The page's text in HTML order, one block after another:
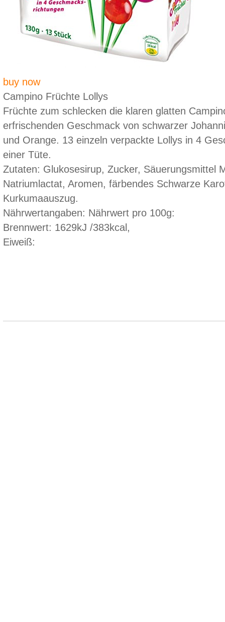
buy now
Campino Früchte Lollys
Früchte zum schlecken die klaren glatten
erfrischenden Geschmack von schwarzer
und Orange. 13 einzeln verpackte Lollys in 4
einer Tüte.
Zutaten: Glukosesirup, Zucker, Säuerungsmittel
Natriumlactat, Aromen, färbendes Schwarze
Kurkumaauszug.
Nährwertangaben: Nährwert pro 100g:
Brennwert: 1629kJ /383kcal,
Eiweiß: